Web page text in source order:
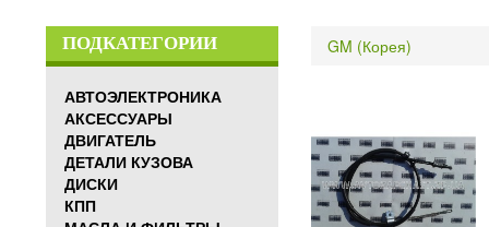
ПОДКАТЕГОРИИ
АВТОЭЛЕКТРОНИКА
АКСЕССУАРЫ
ДВИГАТЕЛЬ
ДЕТАЛИ КУЗОВА
ДИСКИ
КПП
GM (Корея)